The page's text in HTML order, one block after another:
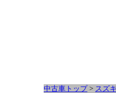
中古車トップ> スズ